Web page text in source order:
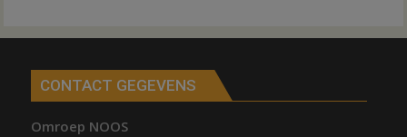
CONTACT GEGEVENS
Omroep NOOS